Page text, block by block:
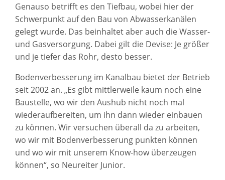
Genauso betrifft es den Tiefbau, wobei hier der
Schwerpunkt auf den Bau von Abwasserkanälen
gelegt wurde. Das beinhaltet aber auch die Wasser-
und Gasversorgung. Dabei gilt die Devise: Je größer
und je tiefer das Rohr, desto besser.
Bodenverbesserung im Kanalbau bietet der Betrieb
seit 2002 an. „Es gibt mittlerweile kaum noch eine
Baustelle, wo wir den Aushub nicht noch mal
wiederaufbereiten, um ihn dann wieder einbauen
zu können. Wir versuchen überall da zu arbeiten,
wo wir mit Bodenverbesserung punkten können
und wo wir mit unserem Know-how überzeugen
können“, so Neureiter Junior.